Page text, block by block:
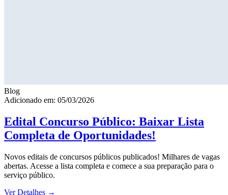
Blog
Adicionado em: 05/03/2026
Edital Concurso Público: Baixar Lista
Completa de Oportunidades!
Novos editais de concursos públicos publicados! Milhares de vagas
abertas. Acesse a lista completa e comece a sua preparação para o
serviço público.
Ver Detalhes →